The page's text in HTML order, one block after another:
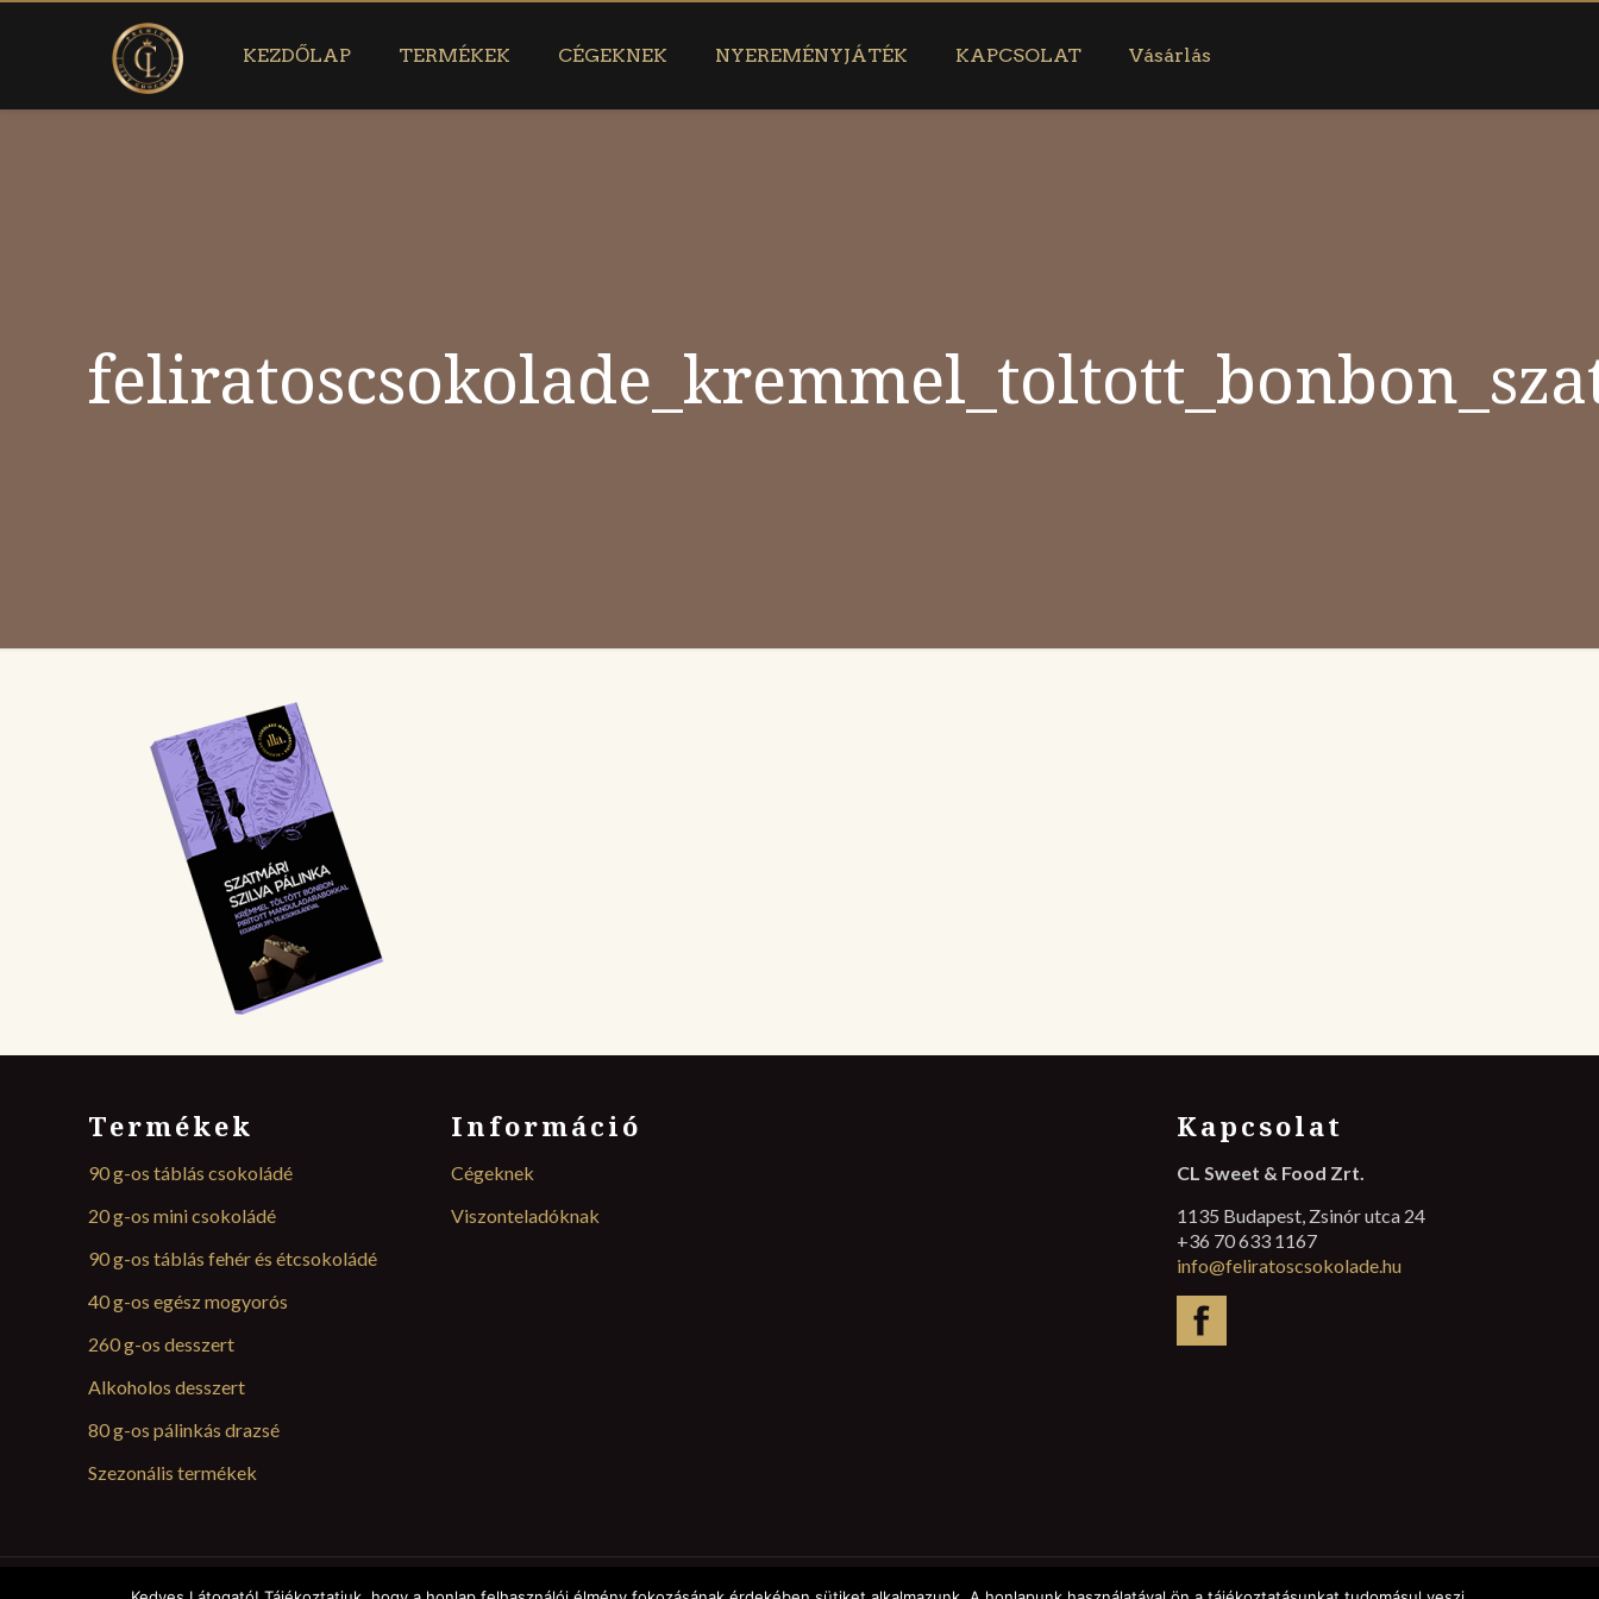
KEZDŐLAP TERMÉKEK CÉGEKNEK NYEREMÉNYJÁTÉK KAPCSOLAT Vásárlás
Termékek
90 g-os táblás csokoládé
20 g-os mini csokoládé
90 g-os táblás fehér és étcsokoládé
40 g-os egész mogyorós
260 g-os desszert
Alkoholos desszert
80 g-os pálinkás drazsé
Szezonális termékek
Információ
Cégeknek
Viszonteladóknak
Kapcsolat
CL Sweet & Food Zrt.
1135 Budapest, Zsinór utca 24
+36 70 633 1167
info@feliratoscsokolade.hu